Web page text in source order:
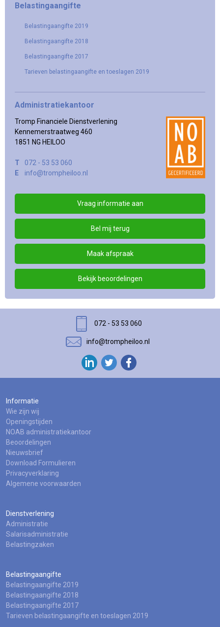
Belastingaangifte
Belastingaangifte 2019
Belastingaangifte 2018
Belastingaangifte 2017
Tarieven belastingaangifte en toeslagen 2019
Administratiekantoor
Tromp Financiele Dienstverlening
Kennemerstraatweg 460
1851 NG HEILOO
T
072 - 53 53 060
E
info@trompheiloo.nl
Vraag informatie aan
Bel mij terug
Maak afspraak
Bekijk beoordelingen
072 - 53 53 060
info@trompheiloo.nl
Informatie
Wie zijn wij
Openingstijden
NOAB administratiekantoor
Beoordelingen
Nieuwsbrief
Download Formulieren
Privacyverklaring
Algemene voorwaarden
Dienstverlening
Administratie
Salarisadministratie
Belastingzaken
Belastingaangifte
Belastingaangifte 2019
Belastingaangifte 2018
Belastingaangifte 2017
Tarieven belastingaangifte en toeslagen 2019